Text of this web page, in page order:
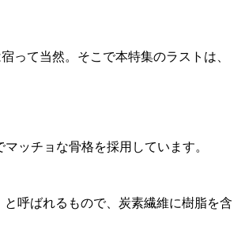
って当然。そこで本特集のラストは、
ッチョな骨格を採用しています。
呼ばれるもので、炭素繊維に樹脂を含